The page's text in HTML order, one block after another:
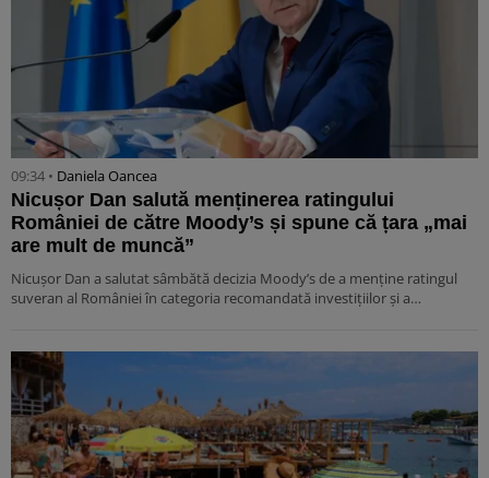
09:34 • Daniela Oancea
Nicușor Dan salută menținerea ratingului
României de către Moody’s și spune că țara „mai
are mult de muncă”
Nicușor Dan a salutat sâmbătă decizia Moody’s de a menține ratingul
suveran al României în categoria recomandată investițiilor și a…